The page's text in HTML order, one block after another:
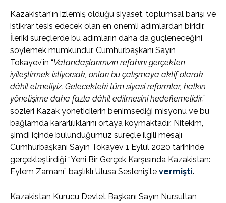
Kazakistan’ın izlemiş olduğu siyaset, toplumsal barışı ve
istikrar tesis edecek olan en önemli adımlardan biridir.
İleriki süreçlerde bu adımların daha da güçleneceğini
söylemek mümkündür. Cumhurbaşkanı Sayın
Tokayev’in “Vatandaşlarımızın refahını gerçekten
iyileştirmek istiyorsak, onları bu çalışmaya aktif olarak
dâhil etmeliyiz. Gelecekteki tüm siyasi reformlar, halkın
yönetişime daha fazla dâhil edilmesini hedeflemelidir.”
sözleri Kazak yöneticilerin benimsediği misyonu ve bu
bağlamda kararlılıklarını ortaya koymaktadır. Nitekim,
şimdi içinde bulunduğumuz süreçle ilgili mesajı
Cumhurbaşkanı Sayın Tokayev 1 Eylül 2020 tarihinde
gerçekleştirdiği “Yeni Bir Gerçek Karşısında Kazakistan:
Eylem Zamanı” başlıklı Ulusa Sesleniş’te vermişti.
Kazakistan Kurucu Devlet Başkanı Sayın Nursultan